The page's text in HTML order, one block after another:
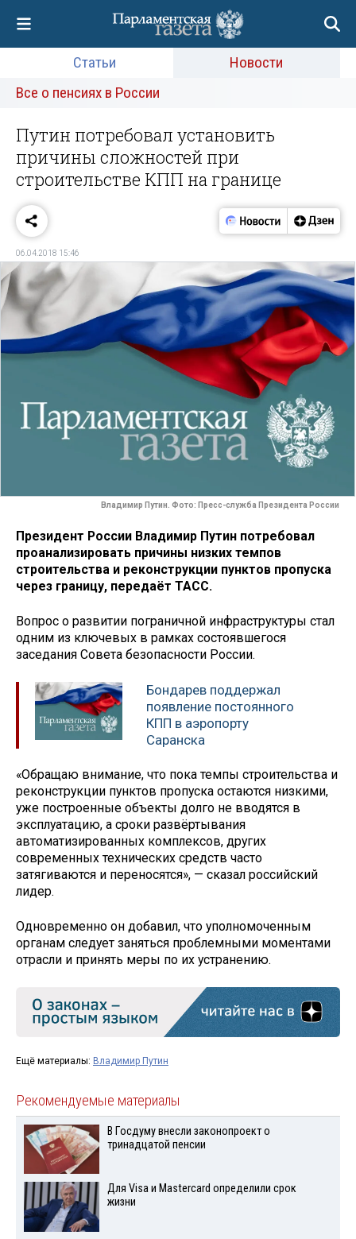
Статьи
Новости
Все о пенсиях в России
Путин потребовал установить
причины сложностей при
строительстве КПП на границе
06.04.2018 15:46
Владимир Путин. Фото: Пресс-служба Президента России
Президент России Владимир Путин потребовал
проанализировать причины низких темпов
строительства и реконструкции пунктов пропуска
через границу, передаёт ТАСС.
Вопрос о развитии пограничной инфраструктуры стал
одним из ключевых в рамках состоявшегося
заседания Совета безопасности России.
Бондарев поддержал
появление постоянного
КПП в аэропорту
Саранска
«Обращаю внимание, что пока темпы строительства и
реконструкции пунктов пропуска остаются низкими,
уже построенные объекты долго не вводятся в
эксплуатацию, а сроки развёртывания
автоматизированных комплексов, других
современных технических средств часто
затягиваются и переносятся», — сказал российский
лидер.
Одновременно он добавил, что уполномоченным
органам следует заняться проблемными моментами
отрасли и принять меры по их устранению.
Ещё материалы: Владимир Путин
Рекомендуемые материалы
В Госдуму внесли законопроект о
тринадцатой пенсии
Для Visа и Mastercard определили срок
жизни